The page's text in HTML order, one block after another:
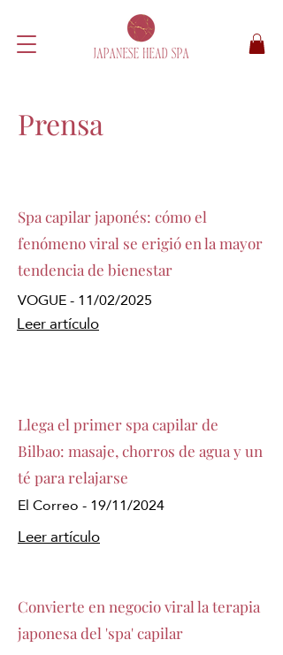
Prensa
Spa capilar japonés: cómo el
fenómeno viral se erigió en la mayor
tendencia de bienestar
VOGUE - 11/02/2025
Leer artículo
Llega el primer spa capilar de
Bilbao: masaje, chorros de agua y un
té para relajarse
El Correo - 19/11/2024
Leer artículo
Convierte en negocio viral la terapia
japonesa del 'spa' capilar